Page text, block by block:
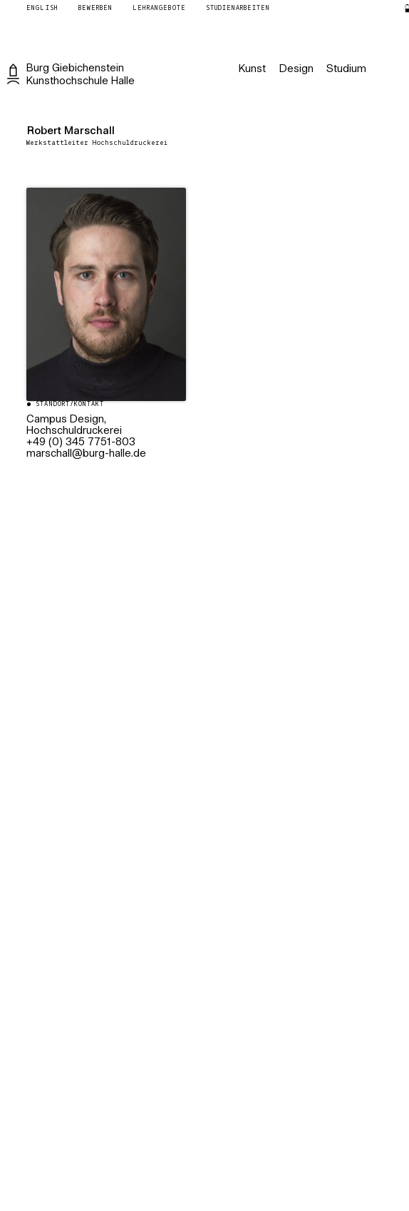
ENGLISH BEWERBEN LEHRANGEBOTE STUDIENARBEITEN
Burg Giebichenstein
Kunsthochschule Halle
Kunst Design Studium
Robert Marschall
Werkstattleiter Hochschuldruckerei
STANDORT/KONTAKT
Campus Design,
Hochschuldruckerei
+49 (0) 345 7751-803
ed.ellah-grub@llahcsram